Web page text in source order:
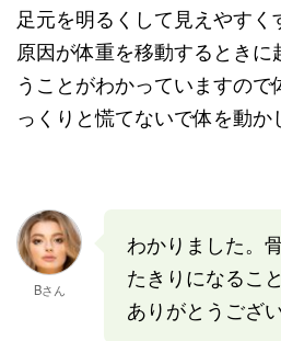
足元を明るくして見えやす
原因が体重を移動するとき
うことがわかっていますの
っくりと慌てないで体を動か
Bさん
わかりました。
たきりになるこ
ありがとうござ